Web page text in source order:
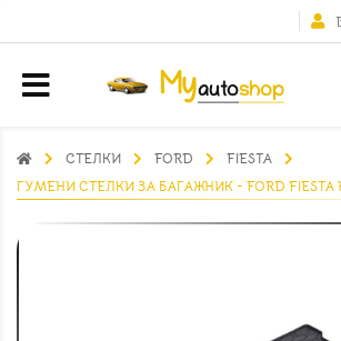
СТЕЛКИ FORD
FIESTA
ГУМЕНИ СТЕЛКИ ЗА БАГАЖНИК - FORD FIESTA